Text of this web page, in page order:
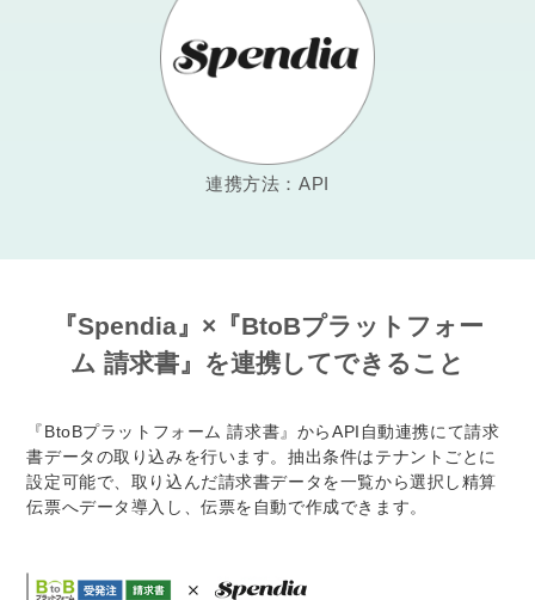
連携方法：API
『Spendia』×『BtoBプラットフォー
ム 請求書』を連携してできること
『BtoBプラットフォーム 請求書』からAPI自動連携にて請求
書データの取り込みを行います。抽出条件はテナントごとに
設定可能で、取り込んだ請求書データを一覧から選択し精算
伝票へデータ導入し、伝票を自動で作成できます。